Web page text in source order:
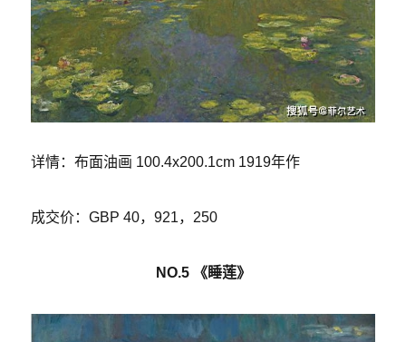
详情：布面油画 100.4x200.1cm 1919年作
成交价：GBP 40，921，250
NO.5 《睡莲》